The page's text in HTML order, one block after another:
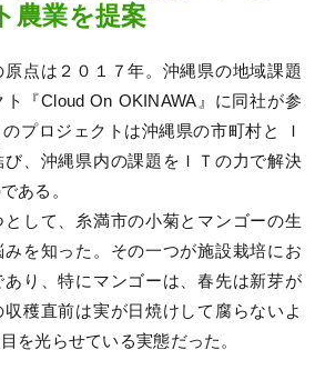
農業を提案
原点は２０１７年。沖縄県の地域課題
『Cloud On OKINAWA』に同社が参
プロジェクトは沖縄県の市町村と Ｉ
び、沖縄県内の課題をＩＴの力で解決
ある。
して、糸満市の小菊とマンゴーの生
を知った。その一つが施設栽培にお
り、特にマンゴーは、春先は新芽が
穫直前は実が日焼けして腐らないよ
を光らせている実態だった。